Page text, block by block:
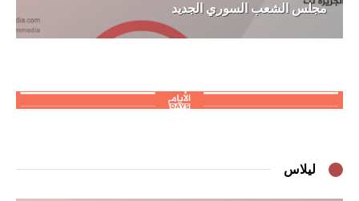
مجلس الشعب السوري الجديد
ليلاس